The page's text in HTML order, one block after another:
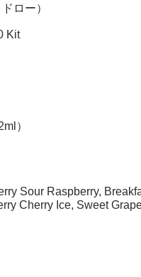
ロー）
Kit
）
Sour Raspberry,
Cherry Ice, Sweet